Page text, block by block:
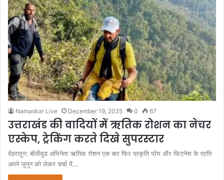
Namaskar Live December 19, 2025 0 67
उत्तराखंड की वादियों में ऋतिक रोशन का नेचर
एस्केप, ट्रेकिंग करते दिखे सुपरस्टार
देहरादून: बॉलीवुड अभिनेता ऋतिक रोशन एक बार फिर प्रकृति प्रेम और फिटनेस के प्रति
अपने जुनून को लेकर चर्चा में…